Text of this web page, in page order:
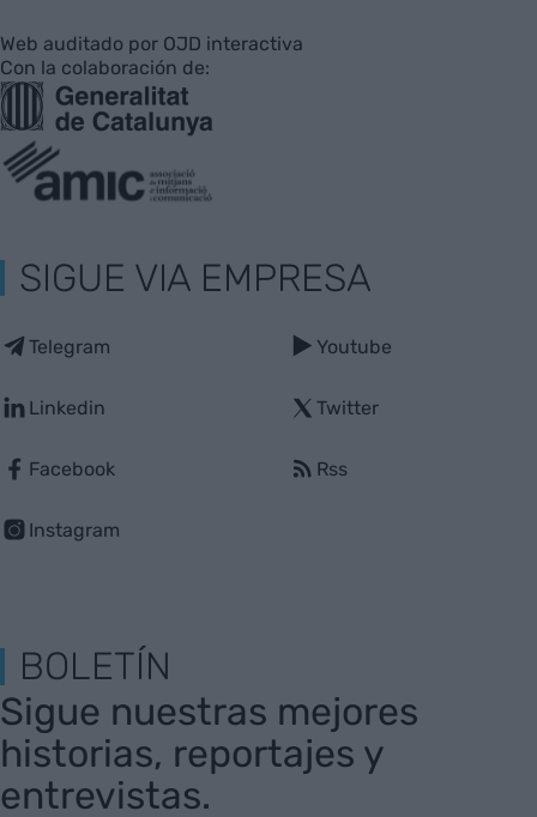
Web auditado por OJD interactiva
Con la colaboración de:
SIGUE VIA EMPRESA
Telegram
Linkedin
Facebook
Instagram
Youtube
Twitter
Rss
BOLETÍN
Sigue nuestras mejores
historias, reportajes y
entrevistas.